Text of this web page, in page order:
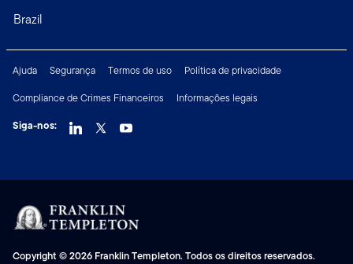
Brazil
Ajuda Segurança Termos de uso
Política de privacidade
Compliance de Crimes Financeiros
Informações legais
Siga-nos:
Copyright © 2026 Franklin Templeton. Todos os direitos reservados.